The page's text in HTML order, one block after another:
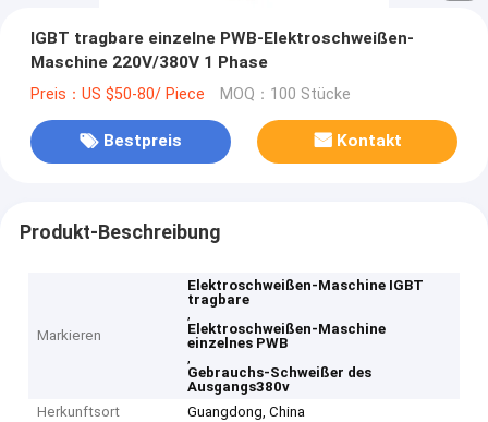
IGBT tragbare einzelne PWB-Elektroschweißen-
Maschine 220V/380V 1 Phase
Preis：US $50-80/ Piece MOQ：100 Stücke
Bestpreis Kontakt
Produkt-Beschreibung
Markieren
Elektroschweißen-Maschine IGBT
tragbare
,
Elektroschweißen-Maschine
einzelnes PWB
,
Gebrauchs-Schweißer des
Ausgangs380v
Herkunftsort
Guangdong, China